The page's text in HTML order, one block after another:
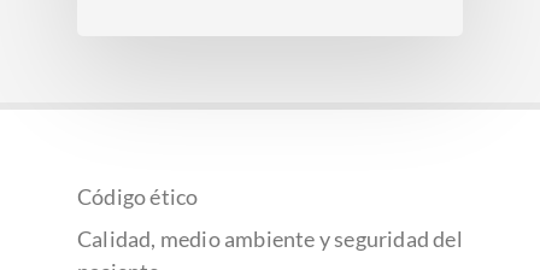
Código ético
Calidad, medio ambiente y seguridad del